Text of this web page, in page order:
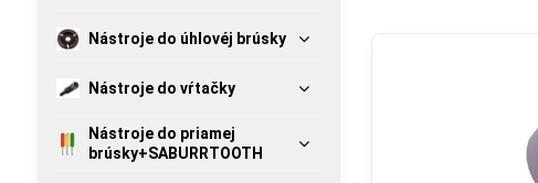
Nástroje do úhlovéj brúsky
Nástroje do vŕtačky
Nástroje do priamej
brúsky+SABURRTOOTH